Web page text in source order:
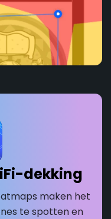
dekking
maken het
te spotten en